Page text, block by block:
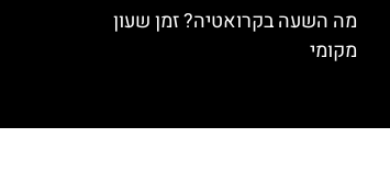
מה השעה בקרואטיה? זמן שעון
מקומי